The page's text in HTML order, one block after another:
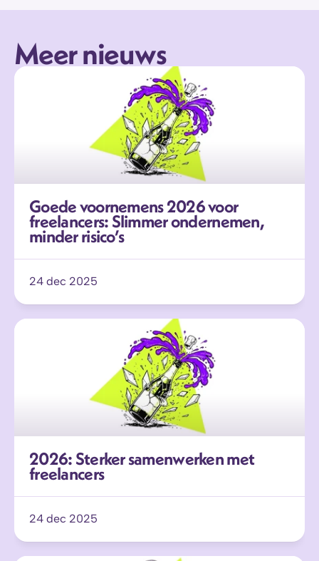
Meer nieuws
Goede voornemens 2026 voor
freelancers: Slimmer ondernemen,
minder risico’s
24 dec 2025
2026: Sterker samenwerken met
freelancers
24 dec 2025